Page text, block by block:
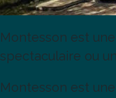
Montesson est
spectaculaire ou
Montesson est